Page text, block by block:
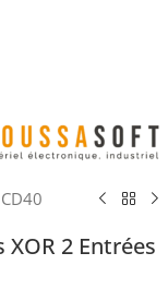
2 Entrées